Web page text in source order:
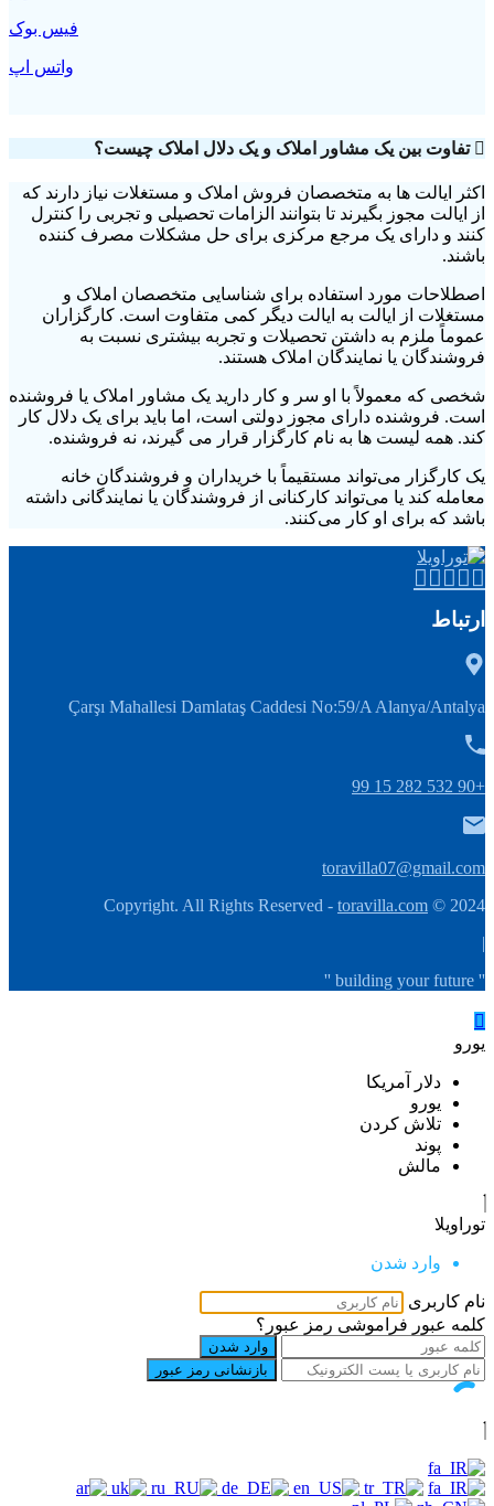
فیس بوک
واتس اپ
تفاوت بین یک مشاور املاک و یک دلال املاک چیست؟
اکثر ایالت ها به متخصصان فروش املاک و مستغلات نیاز دارند که
از ایالت مجوز بگیرند تا بتوانند الزامات تحصیلی و تجربی را کنترل
کنند و دارای یک مرجع مرکزی برای حل مشکلات مصرف کننده
باشند.
اصطلاحات مورد استفاده برای شناسایی متخصصان املاک و
مستغلات از ایالت به ایالت دیگر کمی متفاوت است. کارگزاران
عموماً ملزم به داشتن تحصیلات و تجربه بیشتری نسبت به
فروشندگان یا نمایندگان املاک هستند.
شخصی که معمولاً با او سر و کار دارید یک مشاور املاک یا فروشنده
است. فروشنده دارای مجوز دولتی است، اما باید برای یک دلال کار
کند. همه لیست ها به نام کارگزار قرار می گیرند، نه فروشنده.
یک کارگزار می‌تواند مستقیماً با خریداران و فروشندگان خانه
معامله کند یا می‌تواند کارکنانی از فروشندگان یا نمایندگانی داشته
باشد که برای او کار می‌کنند.
ارتباط
Çarşı Mahallesi Damlataş Caddesi No:59/A Alanya/Antalya
+90 532 282 15 99
toravilla07@gmail.com
2024 © Copyright. All Rights Reserved -
toravilla.com
|
'' building your future ''
یورو
دلار آمریکا
یورو
تلاش كردن
پوند
مالش
توراویلا
وارد شدن
نام کاربری
کلمه عبور فراموشی رمز عبور؟
وارد شدن
بازنشانی رمز عبور